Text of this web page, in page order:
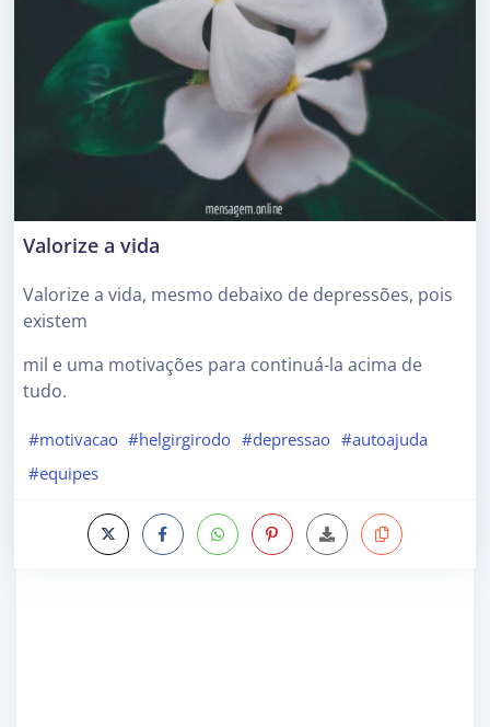
Valorize a vida
Valorize a vida, mesmo debaixo de depressões, pois
existem
mil e uma motivações para continuá-la acima de
tudo.
#motivacao #helgirgirodo #depressao #autoajuda
#equipes